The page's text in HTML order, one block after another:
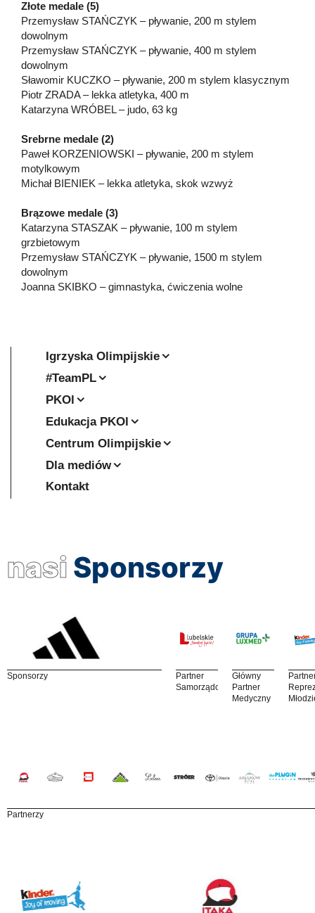
Złote medale (5)
Przemysław STAŃCZYK – pływanie, 200 m stylem
dowolnym
Przemysław STAŃCZYK – pływanie, 400 m stylem
dowolnym
Sławomir KUCZKO – pływanie, 200 m stylem klasycznym
Piotr ZRADA – lekka atletyka, 400 m
Katarzyna WRÓBEL – judo, 63 kg
Srebrne medale (2)
Paweł KORZENIOWSKI – pływanie, 200 m stylem
motylkowym
Michał BIENIEK – lekka atletyka, skok wzwyż
Brązowe medale (3)
Katarzyna STASZAK – pływanie, 100 m stylem
grzbietowym
Przemysław STAŃCZYK – pływanie, 1500 m stylem
dowolnym
Joanna SKIBKO – gimnastyka, ćwiczenia wolne
Igrzyska Olimpijskie
#TeamPL
PKOl
Edukacja PKOl
Centrum Olimpijskie
Dla mediów
Kontakt
nasi Sponsorzy
Sponsorzy
Partner
Samorządowy
Główny
Partner
Medyczny
Partnerzy